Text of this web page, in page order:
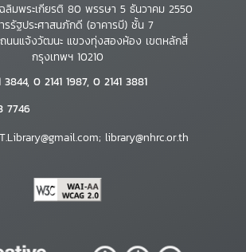
ลิมพระเกียรติ 80 พรรษา 5 ธันวาคม 2550
รรัฐประศาสนภักดี (อาคารบี) ชั้น 7
นนแจ้งวัฒนะ แขวงทุ่งสองห้อง เขตหลักสี่
กรุงเทพฯ 10210
3844, 0 2141 1987, 0 2141 3881
7746
library@nhrc.or.th